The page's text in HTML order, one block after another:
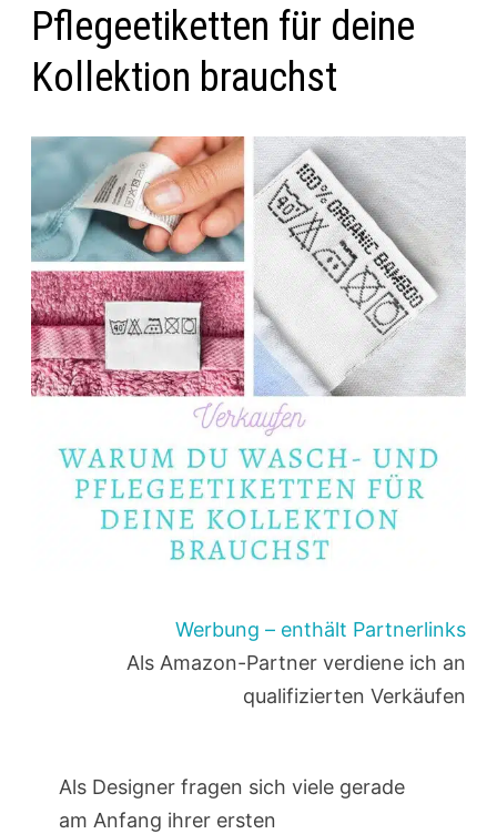
Pflegeetiketten für deine
Kollektion brauchst
Werbung – enthält Partnerlinks
Als Amazon-Partner verdiene ich an
qualifizierten Verkäufen
Als Designer fragen sich viele gerade
am Anfang ihrer ersten